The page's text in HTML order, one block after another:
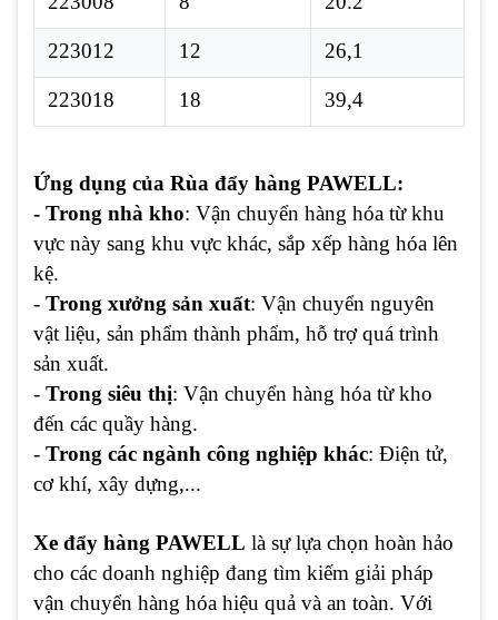
223012 12 26,1
223018 18 39,4
Ứng dụng của Rùa đẩy hàng PAWELL:
- Trong nhà kho: Vận chuyển hàng hóa từ khu
vực này sang khu vực khác, sắp xếp hàng hóa lên
kệ.
- Trong xưởng sản xuất: Vận chuyển nguyên
vật liệu, sản phẩm thành phẩm, hỗ trợ quá trình
sản xuất.
- Trong siêu thị: Vận chuyển hàng hóa từ kho
đến các quầy hàng.
- Trong các ngành công nghiệp khác: Điện tử,
cơ khí, xây dựng,...
Xe đẩy hàng PAWELL là sự lựa chọn hoàn hảo
cho các doanh nghiệp đang tìm kiếm giải pháp
vận chuyển hàng hóa hiệu quả và an toàn. Với